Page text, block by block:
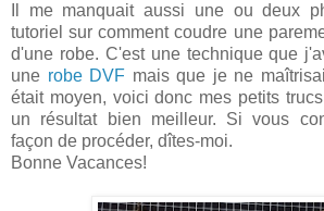
Il me manquait aussi une ou deux
tutoriel sur comment coudre une
d'une robe. C'est une technique que
une robe DVF mais que je ne
était moyen, voici donc mes petits
un résultat bien meilleur. Si vous
façon de procéder, dîtes-moi.
Bonne Vacances!